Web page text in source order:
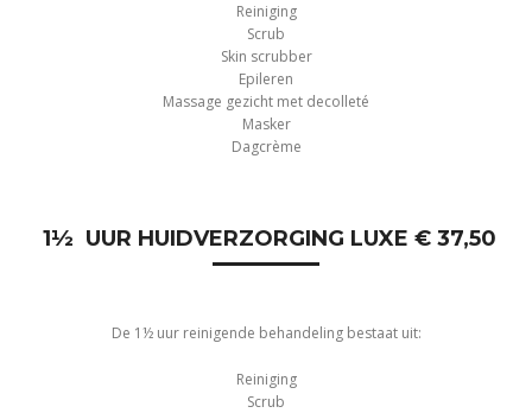
Reiniging
Scrub
Skin scrubber
Epileren
Massage gezicht met decolleté
Masker
Dagcrème
1½ UUR HUIDVERZORGING LUXE € 37,50
De 1½ uur reinigende behandeling bestaat uit:
Reiniging
Scrub